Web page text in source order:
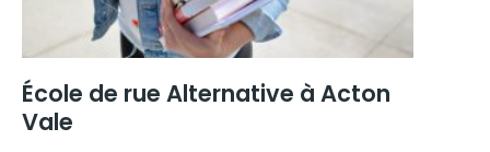
École de rue Alternative à Acton
Vale